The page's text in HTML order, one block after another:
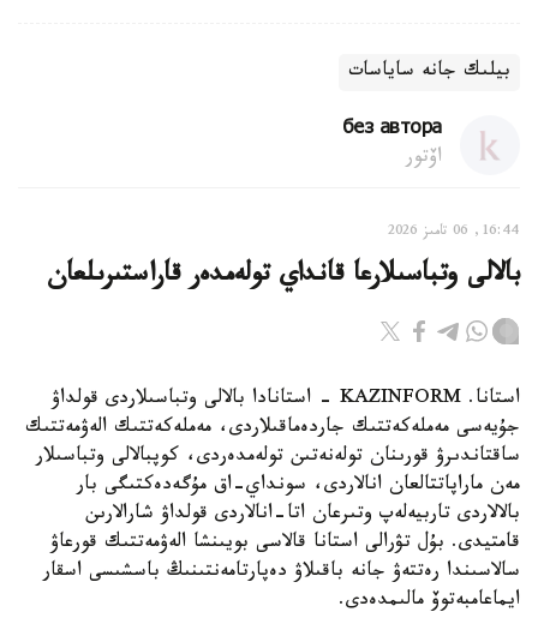
بيلىك جانە ساياسات
без автора
اۆتور
16:44, 06 تامىز 2026
بالالى وتباسىلارعا قانداي تولەمدەر قاراستىرىلعان
استانا. KAZINFORM - استانادا بالالى وتباسىلاردى قولداۋ
جۇيەسى مەملەكەتتىك جاردەماقىلاردى، مەملەكەتتىك الەۋمەتتىك
ساقتاندىرۋ قورىنان تولەنەتىن تولەمدەردى، كوپبالالى وتباسىلار
مەن ماراپاتتالعان انالاردى، سونداي-اق مۇگەدەكتىگى بار
بالالاردى تاربيەلەپ وتىرعان اتا-انالاردى قولداۋ شارالارىن
قامتيدى. بۇل تۋرالى استانا قالاسى بويىنشا الەۋمەتتىك قورعاۋ
سالاسىندا رەتتەۋ جانە باقىلاۋ دەپارتامەنتىنىڭ باسشىسى اسقار
ايماعامبەتوۆ مالىمدەدى.